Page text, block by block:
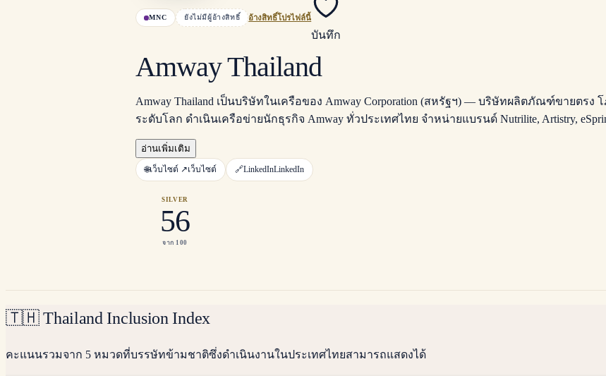
MNC ยังไม่มีผู้อ้างสิทธิ์ อ้างสิทธิ์โปรไฟล์นี้
บันทึก
Amway Thailand
Amway Thailand เป็นบริษัทในเครือของ Amway Corporation (สหรัฐฯ) — บริษัทผลิตภัณฑ์ขายตร
ระดับโลก ดำเนินเครือข่ายนักธุรกิจ Amway ทั่วประเทศไทย จำหน่ายแบรนด์ Nutrilite, Artistry,
อ่านเพิ่มเติม
🌐เว็บไซต์ ↗เว็บไซต์ 🔗LinkedInLinkedIn
SILVER
56
จาก 100
🇹🇭 Thailand Inclusion Index
คะแนนรวมจาก 5 หมวดที่บรรษัทข้ามชาติซึ่งดำเนินงานในประเทศไทยสามารถแสดงได้